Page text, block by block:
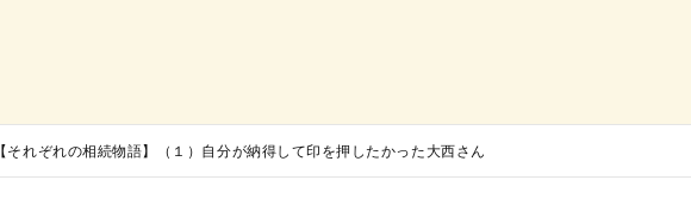
【それぞれの相続物語】（１）自分が納得して印を押したかった大西さん